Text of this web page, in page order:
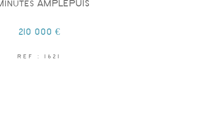
AMPLEPUIS
210 000 €
REF : 1621